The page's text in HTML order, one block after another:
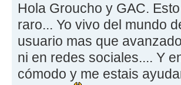
Hola Groucho y GAC.
raro... Yo vivo del mundo
usuario mas que
ni en redes sociales.... Y
cómodo y me estais